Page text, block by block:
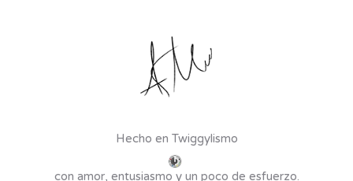
Hecho en Twiggylismo
con amor, entusiasmo y un poco de esfuerzo.